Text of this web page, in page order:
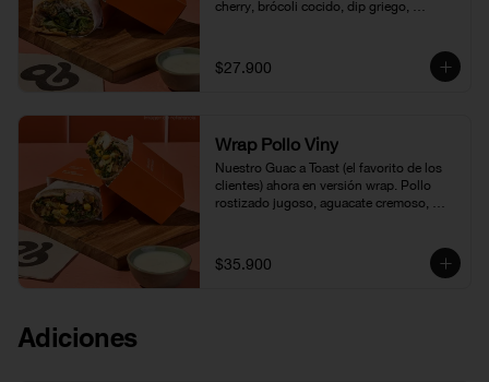
cherry, brócoli cocido, dip griego,
suave tortilla. Una opción fresca, llena de
textura y sabor.
$27.900
Wrap Pollo Viny
Nuestro Guac a Toast (el favorito de los
clientes) ahora en versión wrap. Pollo
rostizado jugoso, aguacate cremoso,
fresco, todo envuelto en tortilla y bañado
con nuestra vinagreta de amapola.
$35.900
Adiciones